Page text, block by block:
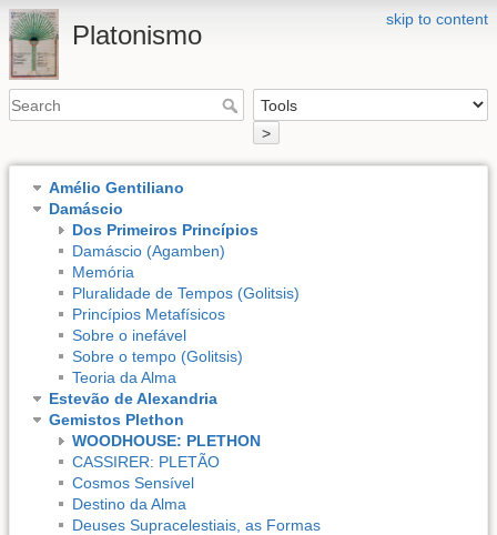
skip to content
Platonismo
>
Amélio Gentiliano
Damáscio
Dos Primeiros Princípios
Damáscio (Agamben)
Memória
Pluralidade de Tempos (Golitsis)
Princípios Metafísicos
Sobre o inefável
Sobre o tempo (Golitsis)
Teoria da Alma
Estevão de Alexandria
Gemistos Plethon
WOODHOUSE: PLETHON
CASSIRER: PLETÃO
Cosmos Sensível
Destino da Alma
Deuses Supracelestiais, as Formas